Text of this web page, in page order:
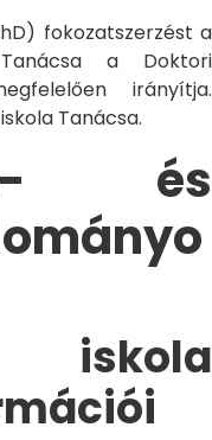
fokozatszerzést a
a Doktori
irányítja.
Tanácsa.
és